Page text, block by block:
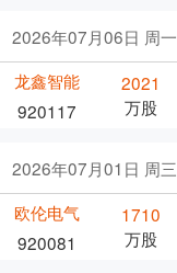
2026年07月06日 周一
龙鑫智能
920117
2021
万股
2026年07月01日 周三
欧伦电气
920081
1710
万股